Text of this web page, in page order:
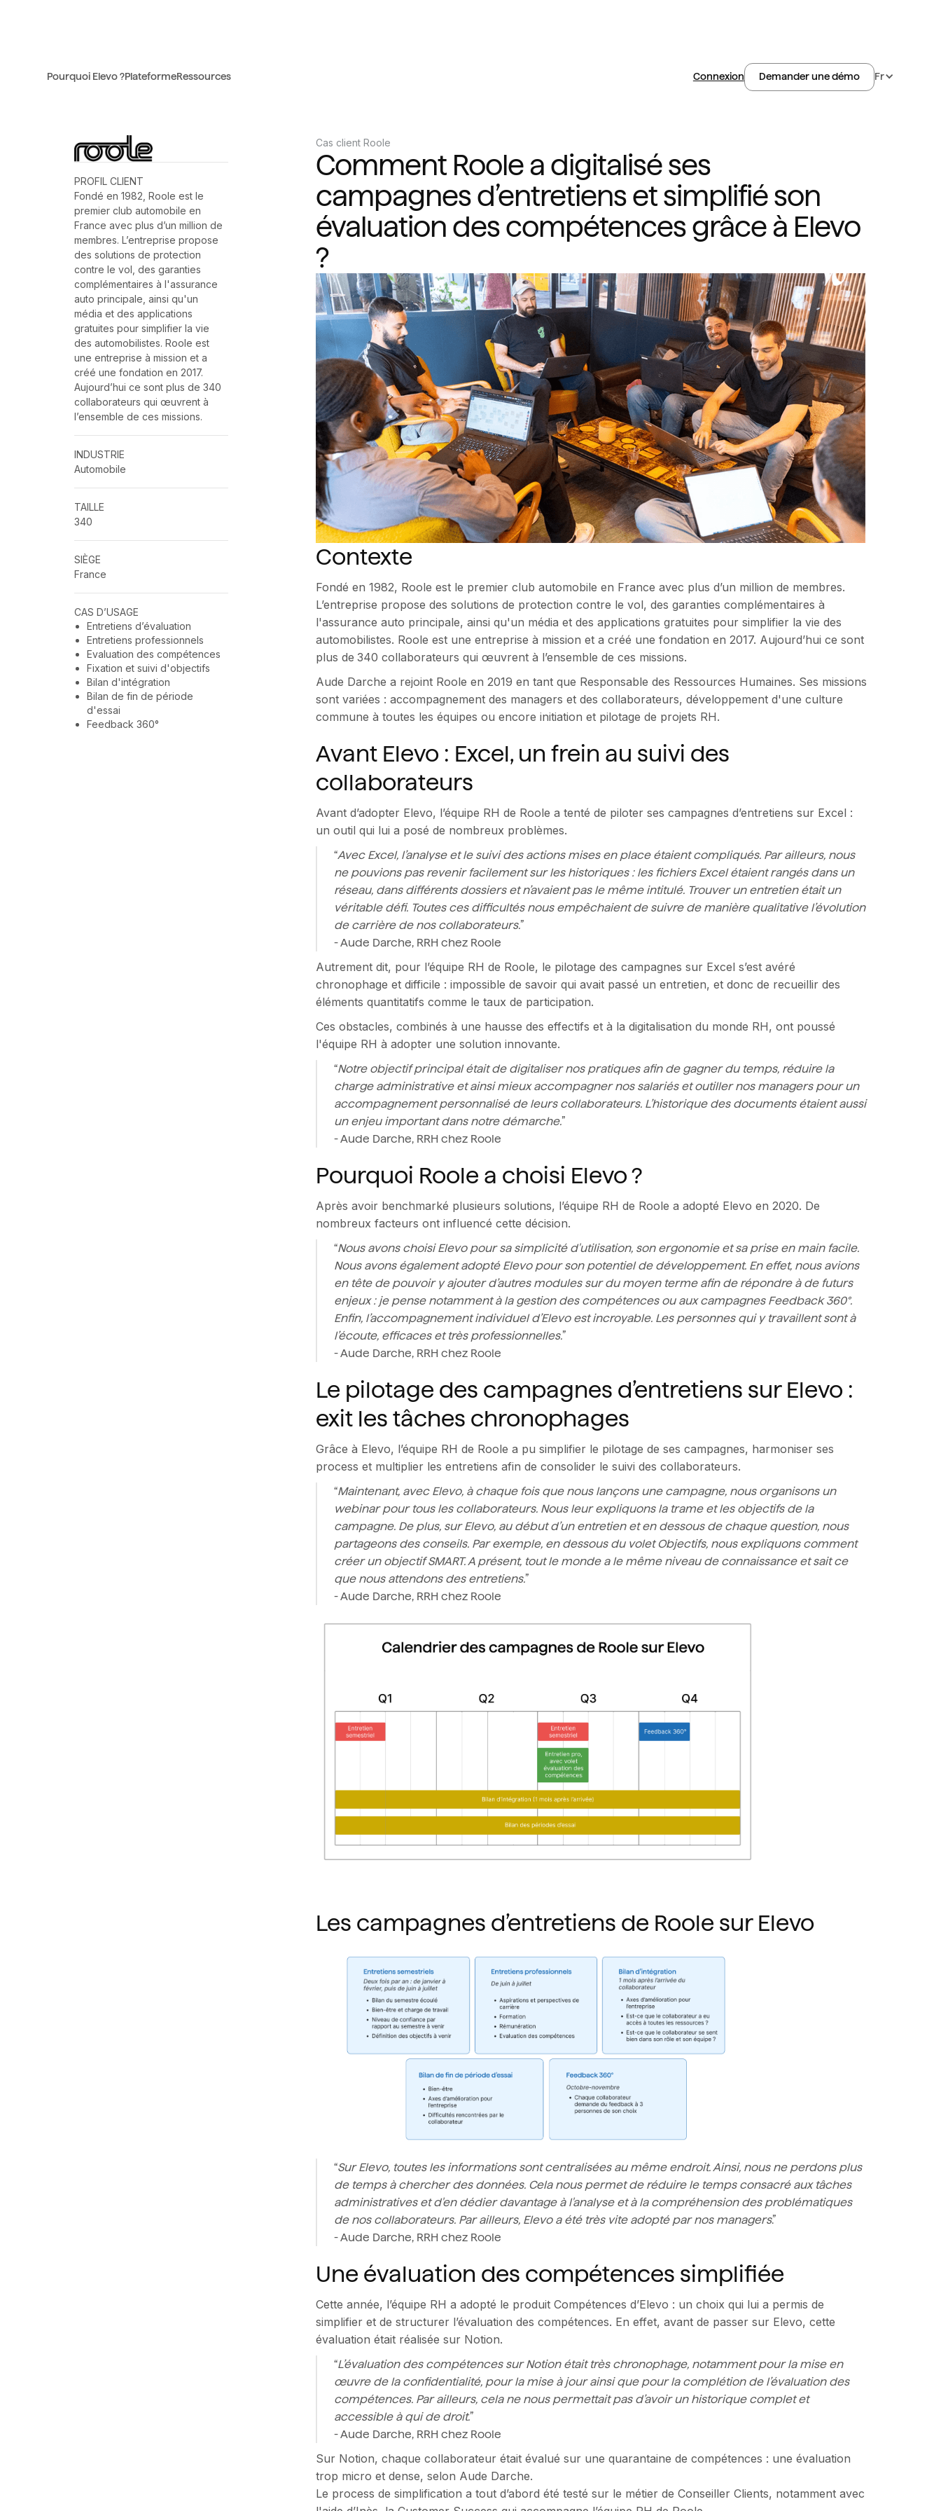
Pourquoi Elevo ?PlateformeRessources Connexion Demander une démo Fr
PROFIL CLIENT
Fondé en 1982, Roole est le
premier club automobile en
France avec plus d’un million de
membres. L’entreprise propose
des solutions de protection
contre le vol, des garanties
complémentaires à l'assurance
auto principale, ainsi qu'un
média et des applications
gratuites pour simplifier la vie
des automobilistes. Roole est
une entreprise à mission et a
créé une fondation en 2017.
Aujourd’hui ce sont plus de 340
collaborateurs qui œuvrent à
l’ensemble de ces missions.
INDUSTRIE
Automobile
TAILLE
340
SIÈGE
France
CAS D’USAGE
Entretiens d’évaluation
Entretiens professionnels
Evaluation des compétences
Fixation et suivi d'objectifs
Bilan d'intégration
Bilan de fin de période
d'essai
Feedback 360°
Cas client Roole
Comment Roole a digitalisé ses
campagnes d’entretiens et simplifié son
évaluation des compétences grâce à Elevo
?
Contexte
Fondé en 1982, Roole est le premier club automobile en France avec plus d’un million de membres.
L’entreprise propose des solutions de protection contre le vol, des garanties complémentaires à
l'assurance auto principale, ainsi qu'un média et des applications gratuites pour simplifier la vie des
automobilistes. Roole est une entreprise à mission et a créé une fondation en 2017. Aujourd’hui ce sont
plus de 340 collaborateurs qui œuvrent à l’ensemble de ces missions.
Aude Darche a rejoint Roole en 2019 en tant que Responsable des Ressources Humaines. Ses missions
sont variées : accompagnement des managers et des collaborateurs, développement d'une culture
commune à toutes les équipes ou encore initiation et pilotage de projets RH.
Avant Elevo : Excel, un frein au suivi des
collaborateurs
Avant d’adopter Elevo, l’équipe RH de Roole a tenté de piloter ses campagnes d’entretiens sur Excel :
un outil qui lui a posé de nombreux problèmes.
“Avec Excel, l’analyse et le suivi des actions mises en place étaient compliqués. Par ailleurs, nous
ne pouvions pas revenir facilement sur les historiques : les fichiers Excel étaient rangés dans un
réseau, dans différents dossiers et n’avaient pas le même intitulé. Trouver un entretien était un
véritable défi. Toutes ces difficultés nous empêchaient de suivre de manière qualitative l’évolution
de carrière de nos collaborateurs.”
- Aude Darche, RRH chez Roole
Autrement dit, pour l’équipe RH de Roole, le pilotage des campagnes sur Excel s’est avéré
chronophage et difficile : impossible de savoir qui avait passé un entretien, et donc de recueillir des
éléments quantitatifs comme le taux de participation.
Ces obstacles, combinés à une hausse des effectifs et à la digitalisation du monde RH, ont poussé
l'équipe RH à adopter une solution innovante.
“Notre objectif principal était de digitaliser nos pratiques afin de gagner du temps, réduire la
charge administrative et ainsi mieux accompagner nos salariés et outiller nos managers pour un
accompagnement personnalisé de leurs collaborateurs. L’historique des documents étaient aussi
un enjeu important dans notre démarche.”
- Aude Darche, RRH chez Roole
Pourquoi Roole a choisi Elevo ?
Après avoir benchmarké plusieurs solutions, l’équipe RH de Roole a adopté Elevo en 2020. De
nombreux facteurs ont influencé cette décision.
“Nous avons choisi Elevo pour sa simplicité d'utilisation, son ergonomie et sa prise en main facile.
Nous avons également adopté Elevo pour son potentiel de développement. En effet, nous avions
en tête de pouvoir y ajouter d’autres modules sur du moyen terme afin de répondre à de futurs
enjeux : je pense notamment à la gestion des compétences ou aux campagnes Feedback 360°.
Enfin, l’accompagnement individuel d’Elevo est incroyable. Les personnes qui y travaillent sont à
l’écoute, efficaces et très professionnelles.”
- Aude Darche, RRH chez Roole
Le pilotage des campagnes d’entretiens sur Elevo :
exit les tâches chronophages
Grâce à Elevo, l’équipe RH de Roole a pu simplifier le pilotage de ses campagnes, harmoniser ses
process et multiplier les entretiens afin de consolider le suivi des collaborateurs.
“Maintenant, avec Elevo, à chaque fois que nous lançons une campagne, nous organisons un
webinar pour tous les collaborateurs. Nous leur expliquons la trame et les objectifs de la
campagne. De plus, sur Elevo, au début d’un entretien et en dessous de chaque question, nous
partageons des conseils. Par exemple, en dessous du volet Objectifs, nous expliquons comment
créer un objectif SMART. A présent, tout le monde a le même niveau de connaissance et sait ce
que nous attendons des entretiens.”
- Aude Darche, RRH chez Roole
Les campagnes d’entretiens de Roole sur Elevo
“Sur Elevo, toutes les informations sont centralisées au même endroit. Ainsi, nous ne perdons plus
de temps à chercher des données. Cela nous permet de réduire le temps consacré aux tâches
administratives et d'en dédier davantage à l'analyse et à la compréhension des problématiques
de nos collaborateurs. Par ailleurs, Elevo a été très vite adopté par nos managers.”
- Aude Darche, RRH chez Roole
Une évaluation des compétences simplifiée
Cette année, l’équipe RH a adopté le produit Compétences d’Elevo : un choix qui lui a permis de
simplifier et de structurer l’évaluation des compétences. En effet, avant de passer sur Elevo, cette
évaluation était réalisée sur Notion.
“L’évaluation des compétences sur Notion était très chronophage, notamment pour la mise en
œuvre de la confidentialité, pour la mise à jour ainsi que pour la complétion de l’évaluation des
compétences. Par ailleurs, cela ne nous permettait pas d’avoir un historique complet et
accessible à qui de droit.”
- Aude Darche, RRH chez Roole
Sur Notion, chaque collaborateur était évalué sur une quarantaine de compétences : une évaluation
trop micro et dense, selon Aude Darche.
Le process de simplification a tout d’abord été testé sur le métier de Conseiller Clients, notamment avec